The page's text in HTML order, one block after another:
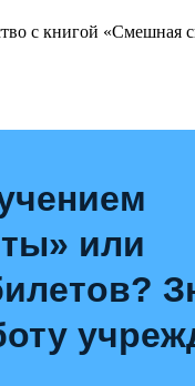
с книгой «Смешная
или